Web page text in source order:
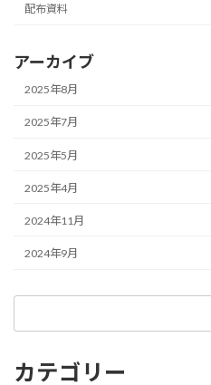
配布資料
アーカイブ
2025年8月
2025年7月
2025年5月
2025年4月
2024年11月
2024年9月
カテゴリー